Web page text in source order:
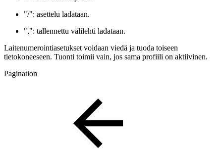
"/": asettelu ladataan.
",": tallennettu välilehti ladataan.
Laitenumerointiasetukset voidaan viedä ja tuoda toiseen
tietokoneeseen. Tuonti toimii vain, jos sama profiili on aktiivinen.
Pagination